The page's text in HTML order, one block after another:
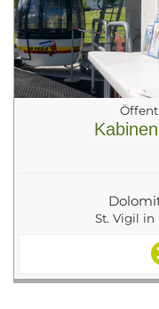
St. Vigil in